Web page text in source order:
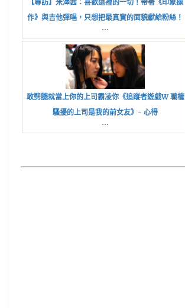
【專訪】米澤茜：喜歡這裡的一切！帶著《印象操
作》與吉他彈唱，只想把最真實的面貌獻給粉絲！
...
敢劈腿就當上你的上司霸凌你《追蹤者遊戲W 職權
騷擾的上司是我的前女友》- 心得
...